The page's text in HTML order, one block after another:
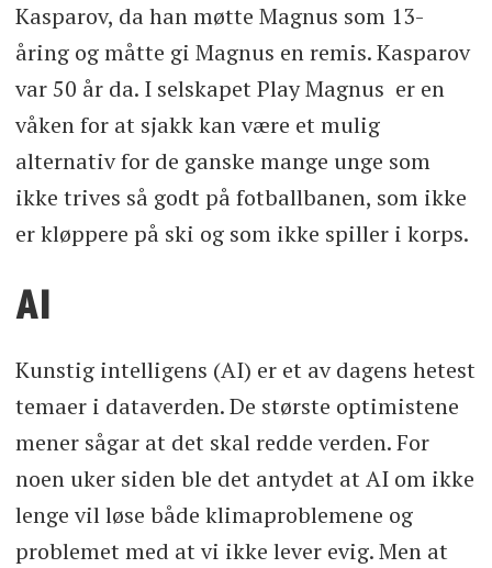
Kasparov, da han møtte Magnus som 13-
åring og måtte gi Magnus en remis. Kasparov
var 50 år da. I selskapet Play Magnus er en
våken for at sjakk kan være et mulig
alternativ for de ganske mange unge som
ikke trives så godt på fotballbanen, som ikke
er kløppere på ski og som ikke spiller i korps.
AI
Kunstig intelligens (AI) er et av dagens hetest
temaer i dataverden. De største optimistene
mener sågar at det skal redde verden. For
noen uker siden ble det antydet at AI om ikke
lenge vil løse både klimaproblemene og
problemet med at vi ikke lever evig. Men at